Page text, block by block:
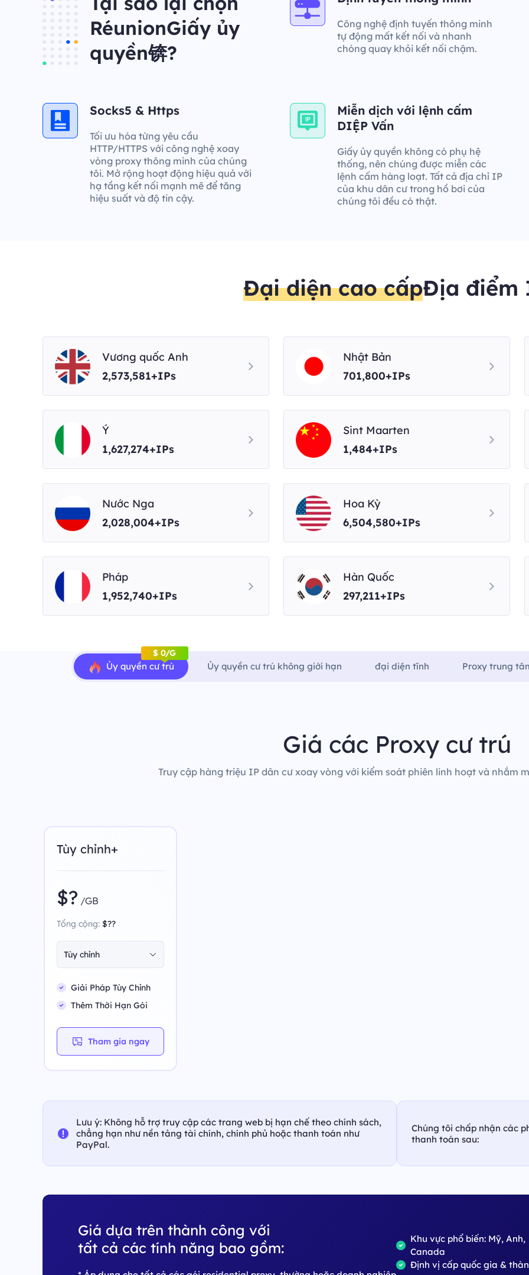
RéunionGiấy ủy
quyền锛?
Công nghệ định tuyến thông minh
tự động mất kết nối và nhanh
chóng quay khỏi kết nối chậm.
Socks5 & Https
Tối ưu hóa từng yêu cầu
HTTP/HTTPS với công nghệ xoay
vòng proxy thông minh của chúng
tôi. Mở rộng hoạt động hiệu quả với
hạ tầng kết nối mạnh mẽ để tăng
hiệu suất và độ tin cậy.
Miễn dịch với lệnh cấm
DIỆP Vấn
Giấy ủy quyền không có phụ hệ
thống, nên chúng được miễn các
lệnh cấm hàng loạt. Tất cả địa chỉ IP
của khu dân cư trong hồ bơi của
chúng tôi đều có thật.
Đại diện cao cấpĐịa điểm
Vương quốc Anh
2,573,581+IPs
Nhật Bản
701,800+IPs
Ý
1,627,274+IPs
Sint Maarten
1,484+IPs
Nước Nga
2,028,004+IPs
Hoa Kỳ
6,504,580+IPs
Pháp
1,952,740+IPs
Hàn Quốc
297,211+IPs
Ủy quyền cư trú
$ 0/G
Ủy quyền cư trú không giới hạn đại diện tĩnh Proxy trung
Giá các Proxy cư trú
Truy cập hàng triệu IP dân cư xoay vòng với kiểm soát phiên linh hoạt và nhắm
Tùy chỉnh+
$? /GB
Tổng cộng: $??
Tùy chỉnh
Giải Pháp Tùy Chỉnh
Thêm Thời Hạn Gói
Tham gia ngay
Lưu ý: Không hỗ trợ truy cập các trang web bị hạn chế theo chính sách,
chẳng hạn như nền tảng tài chính, chính phủ hoặc thanh toán như
PayPal.
Chúng tôi chấp nhận các
thanh toán sau:
Giá dựa trên thành công với
tất cả các tính năng bao gồm:
Khu vực phổ biến: Mỹ, Anh,
Canada
Định vị cấp quốc gia &